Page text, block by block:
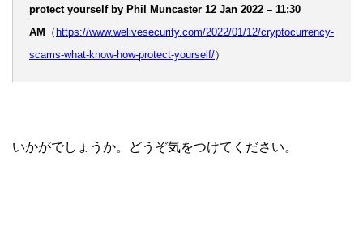
protect yourself by Phil Muncaster 12 Jan 2022 – 11:30
AM
（ https://www.welivesecurity.com/2022/01/12/cryptocurrency-
scams-what-know-how-protect-yourself/）
いかがでしょうか。どうぞ気をつけてください。